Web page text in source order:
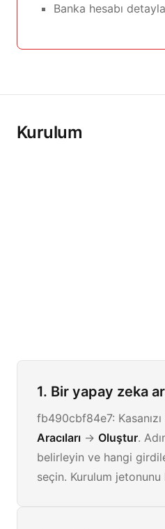
Banka hesabı
Kurulum
1. Bir yapay zeka
fb490cbf84e7: Kasanızı
Aracıları -> Oluştur.
belirleyin ve hangi
seçin. Kurulum jetonunu